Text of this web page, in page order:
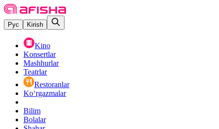
Рус Kirish
Kino
Konsertlar
Mashhurlar
Teatrlar
Restoranlar
Ko‘rgazmalar
Bilim
Bolalar